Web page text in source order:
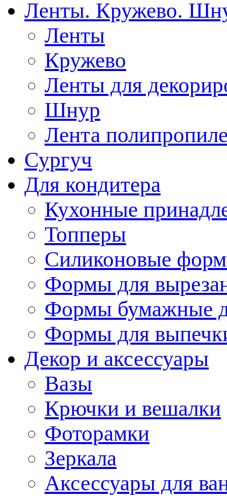
Ленты. Кружево.
Ленты
Кружево
Ленты для
Шнур
Лента
Сургуч
Для кондитера
Кухонные
Топперы
Силиконовые
Формы для
Формы бумажные
Формы для
Декор и аксессуары
Вазы
Крючки и вешалки
Фоторамки
Зеркала
Аксессуары для